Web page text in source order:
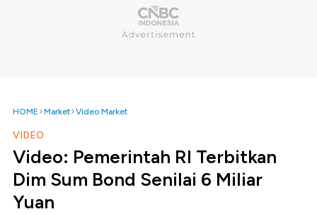
HOME Market Video Market
VIDEO
Video: Pemerintah RI Terbitkan
Dim Sum Bond Senilai 6 Miliar
Yuan